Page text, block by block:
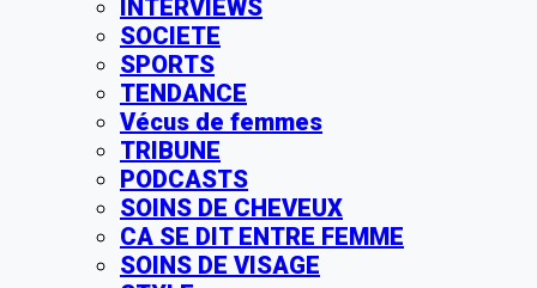
INTERVIEWS
SOCIETE
SPORTS
TENDANCE
Vécus de femmes
TRIBUNE
PODCASTS
SOINS DE CHEVEUX
CA SE DIT ENTRE FEMME
SOINS DE VISAGE